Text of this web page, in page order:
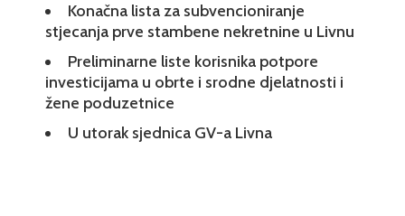
Konačna lista za subvencioniranje
stjecanja prve stambene nekretnine u Livnu
Preliminarne liste korisnika potpore
investicijama u obrte i srodne djelatnosti i
žene poduzetnice
U utorak sjednica GV-a Livna